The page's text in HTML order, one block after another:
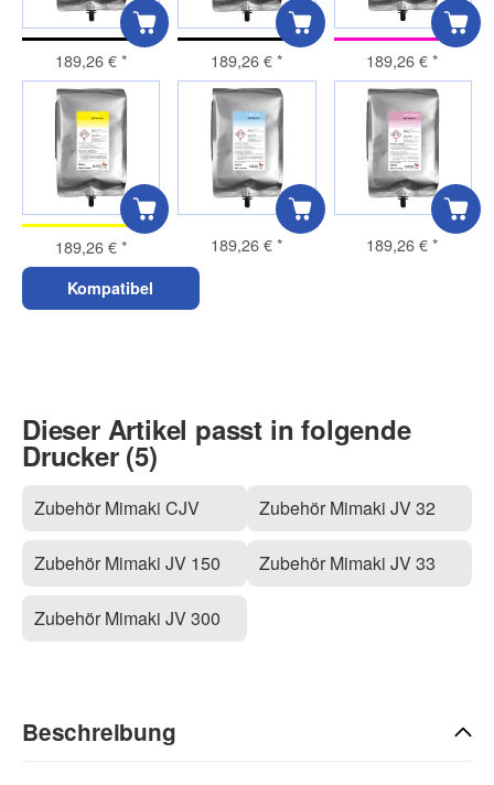
189,26 €* 189,26 €* 189,26 €*
189,26 €* 189,26 €* 189,26 €*
Kompatibel
Dieser Artikel passt in folgende
Drucker (5)
Zubehör Mimaki CJV
Zubehör Mimaki JV 150
Zubehör Mimaki JV 300
Zubehör Mimaki JV 32
Zubehör Mimaki JV 33
Beschreibung